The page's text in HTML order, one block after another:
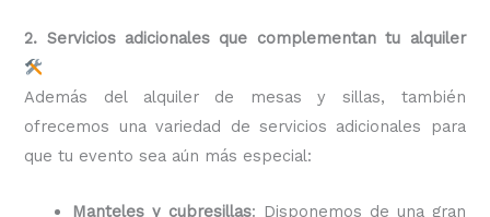
2. Servicios adicionales que complementan tu alquiler
Además del alquiler de mesas y sillas, también
ofrecemos una variedad de servicios adicionales para
que tu evento sea aún más especial:
Manteles y cubresillas: Disponemos de una gran